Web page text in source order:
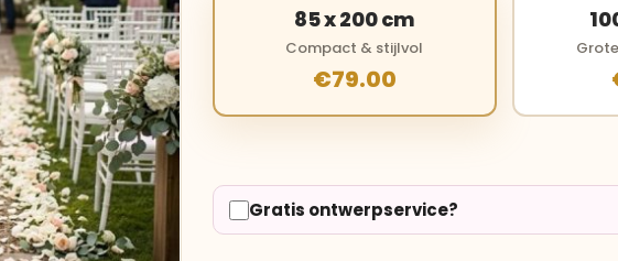
85 x 200 cm
Compact & stijlvol
€79.00
Gratis ontwerpservice?